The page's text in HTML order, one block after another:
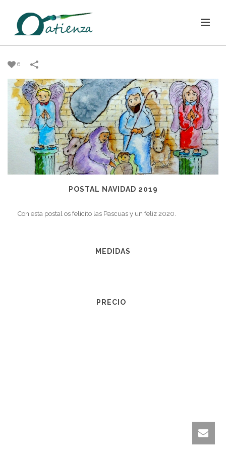
6
POSTAL NAVIDAD 2019
Con esta postal os felicito las Pascuas y un feliz 2020.
MEDIDAS
PRECIO